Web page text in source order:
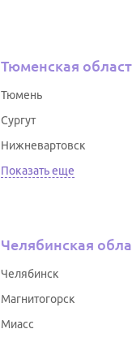
Тюменская
Тюмень
Сургут
Нижневартовск
Показать еще
Челябинская
Челябинск
Магнитогорск
Миасс